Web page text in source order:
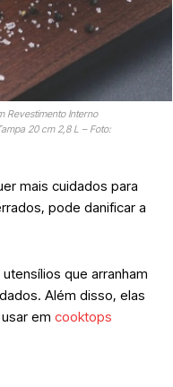
Revestimento Interno
20 cm 2,8 L – Foto:
mais cuidados para
pode danificar a
que arranham
Além disso, elas
em cooktops